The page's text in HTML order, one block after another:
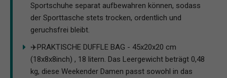
Sportschuhe separat aufbewahren können, sodass
der Sporttasche stets trocken, ordentlich und
geruchsfrei bleibt.
✈️PRAKTISCHE DUFFLE BAG - 45x20x20 cm
(18x8x8inch) , 18 litern. Das Leergewicht beträgt 0,48
kg, diese Weekender Damen passt sowohl in das